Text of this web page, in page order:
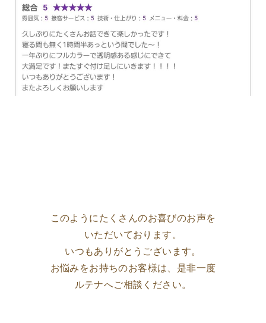
このようにたくさんのお喜びのお声を
いただいております。
いつもありがとうございます。
お悩みをお持ちのお客様は、是非一度
ルテナへご相談ください。